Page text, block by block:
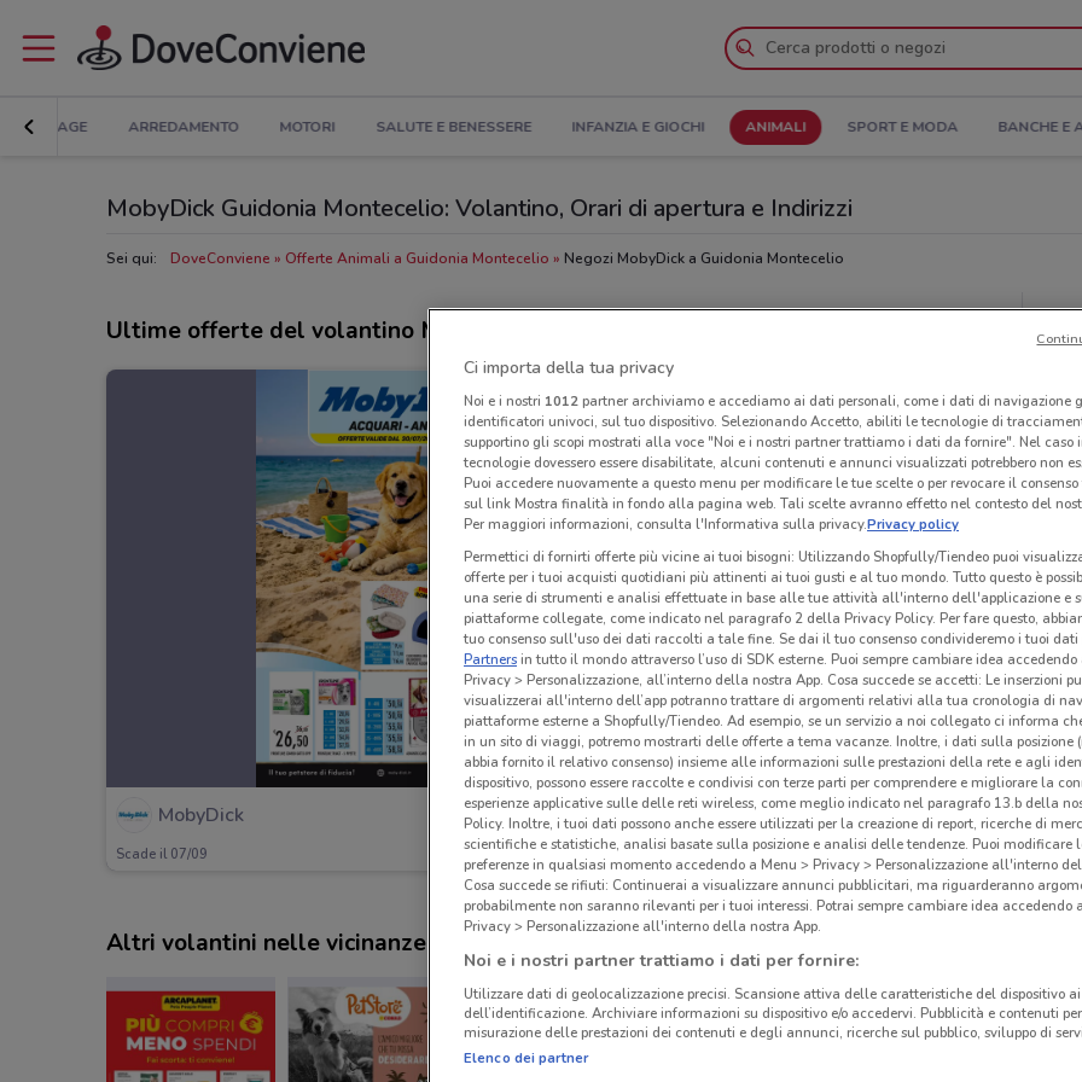
BRICOLAGE ARREDAMENTO MOTORI SALUTE E BENESSERE INFANZIA E GIOCHI ANIMALI SPORT E MODA BANCHE E
MobyDick Guidonia Montecelio: Volantino, Orari di apertura e Indirizzi
Sei qui: DoveConviene Offerte Animali a Guidonia Montecelio Negozi MobyDick a Guidonia Montecelio
Ultime offerte del volantino MobyDick
MobyDick
Scade il 07/09 5.4 km
Altri volantini nelle vicinanze
di
e
Ci importa della tua privacy
Noi e i nostri 1012partner archiviamo e accediamo ai dati personali, come i dati di navigazione
identificatori univoci, sul tuo dispositivo. Selezionando Accetto, abiliti le tecnologie di
supportino gli scopi mostrati alla voce "Noi e i nostri partner trattiamo i dati da fornire". Nel caso
tecnologie dovessero essere disabilitate, alcuni contenuti e annunci visualizzati potrebbero non
Puoi accedere nuovamente a questo menu per modificare le tue scelte o per revocare il
sul link Mostra finalità in fondo alla pagina web. Tali scelte avranno effetto nel contesto del
Per maggiori informazioni, consulta l'Informativa sulla privacy.Privacy policy
Permettici di fornirti offerte più vicine ai tuoi bisogni: Utilizzando Shopfully/Tiendeo puoi
offerte per i tuoi acquisti quotidiani più attinenti ai tuoi gusti e al tuo mondo. Tutto questo è
una serie di strumenti e analisi effettuate in base alle tue attività all'interno dell'applicazione e
piattaforme collegate, come indicato nel paragrafo 2 della Privacy Policy. Per fare questo,
tuo consenso sull'uso dei dati raccolti a tale fine. Se dai il tuo consenso condivideremo i tuoi dati
Partnersin tutto il mondo attraverso l’uso di SDK esterne. Puoi sempre cambiare idea accedendo
Privacy > Personalizzazione, all’interno della nostra App. Cosa succede se accetti: Le inserzioni
visualizzerai all'interno dell’app potranno trattare di argomenti relativi alla tua cronologia di
piattaforme esterne a Shopfully/Tiendeo. Ad esempio, se un servizio a noi collegato ci informa
in un sito di viaggi, potremo mostrarti delle offerte a tema vacanze. Inoltre, i dati sulla posizione
abbia fornito il relativo consenso) insieme alle informazioni sulle prestazioni della rete e agli
dispositivo, possono essere raccolte e condivisi con terze parti per comprendere e migliorare la
esperienze applicative sulle delle reti wireless, come meglio indicato nel paragrafo 13.b della
Policy. Inoltre, i tuoi dati possono anche essere utilizzati per la creazione di report, ricerche di
scientifiche e statistiche, analisi basate sulla posizione e analisi delle tendenze. Puoi modificare
preferenze in qualsiasi momento accedendo a Menu > Privacy > Personalizzazione all'interno
Cosa succede se rifiuti: Continuerai a visualizzare annunci pubblicitari, ma riguarderanno
probabilmente non saranno rilevanti per i tuoi interessi. Potrai sempre cambiare idea accedendo
Privacy > Personalizzazione all'interno della nostra App.
Noi e i nostri partner trattiamo i dati per fornire:
Utilizzare dati di geolocalizzazione precisi. Scansione attiva delle caratteristiche del dispositivo
dell’identificazione. Archiviare informazioni su dispositivo e/o accedervi. Pubblicità e contenuti
misurazione delle prestazioni dei contenuti e degli annunci, ricerche sul pubblico, sviluppo di
Elenco dei partner